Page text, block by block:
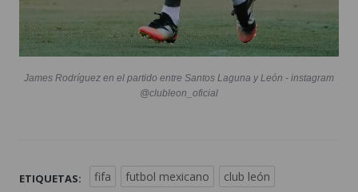
James Rodríguez en el partido entre Santos Laguna y León - instagram
@clubleon_oficial
ETIQUETAS: fifa futbol mexicano club león